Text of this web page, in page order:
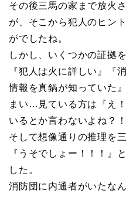
その後三馬の家まで放火
が、そこから犯人のヒン
がでしたね。
しかし、いくつかの証拠
『犯人は火に詳しい』『
情報を真鍋が知っていた
まい…見ている方は『え
いるとか言わないよね？
そして想像通りの推理を
『うそでしょー！！！』
した。
消防団に内通者がいたな